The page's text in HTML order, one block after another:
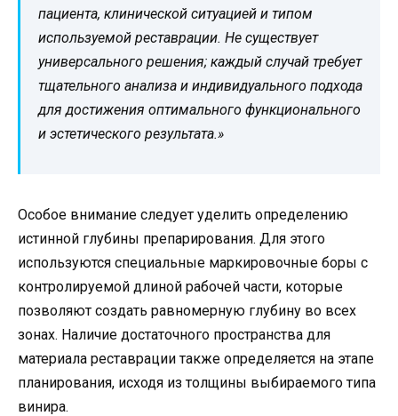
пациента, клинической ситуацией и типом
используемой реставрации. Не существует
универсального решения; каждый случай требует
тщательного анализа и индивидуального подхода
для достижения оптимального функционального
и эстетического результата.»
Особое внимание следует уделить определению
истинной глубины препарирования. Для этого
используются специальные маркировочные боры с
контролируемой длиной рабочей части, которые
позволяют создать равномерную глубину во всех
зонах. Наличие достаточного пространства для
материала реставрации также определяется на этапе
планирования, исходя из толщины выбираемого типа
винира.